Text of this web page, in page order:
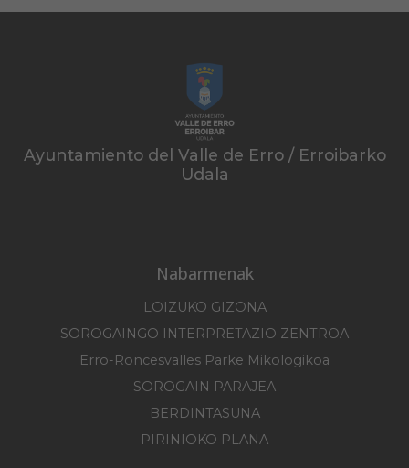
Ayuntamiento del Valle de Erro / Erroibarko
Udala
Nabarmenak
LOIZUKO GIZONA
SOROGAINGO INTERPRETAZIO ZENTROA
Erro-Roncesvalles Parke Mikologikoa
SOROGAIN PARAJEA
BERDINTASUNA
PIRINIOKO PLANA